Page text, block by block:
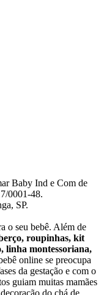
Baby Ind e Com de
0001-48.
SP.
o seu bebê. Além de
roupinhas, kit
linha montessoriana,
online se preocupa
da gestação e com o
guiam muitas mamães
do chá de